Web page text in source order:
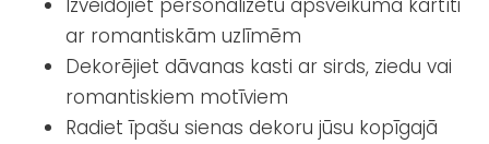
ar romantiskām uzlīmēm
Dekorējiet dāvanas kasti ar sirds, ziedu vai
romantiskiem motīviem
Radiet īpašu sienas dekoru jūsu kopīgajā